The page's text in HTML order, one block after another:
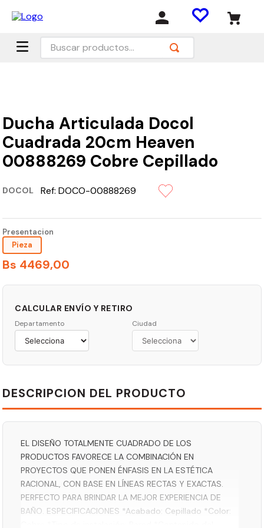
Buscar productos...
Ducha Articulada Docol
Cuadrada 20cm Heaven
00888269 Cobre Cepillado
DOCOL Ref:DOCO-00888269
Presentacion
Pieza
Bs 4469,00
CALCULAR ENVÍO Y RETIRO
Departamento Ciudad
DESCRIPCION DEL PRODUCTO
EL DISEÑO TOTALMENTE CUADRADO DE LOS
PRODUCTOS FAVORECE LA COMBINACIÓN EN
PROYECTOS QUE PONEN ÉNFASIS EN LA ESTÉTICA
RACIONAL, CON BASE EN LÍNEAS RECTAS Y EXACTAS.
PERFECTO PARA BRINDAR LA MEJOR EXPERIENCIA DE
BAÑO. ESPECIFICACIONES *Acabado: Cepillado *Color: